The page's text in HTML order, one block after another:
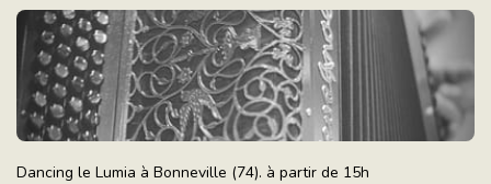
Dancing le Lumia à Bonneville (74). à partir de 15h